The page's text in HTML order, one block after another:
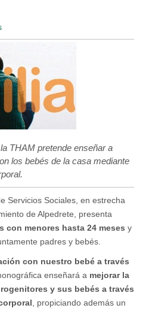
THAM pretende enseñar a
los bebés de la casa mediante
Servicios Sociales, en estrecha
de Alpedrete, presenta
con menores hasta 24 meses y
padres y bebés.
con nuestro bebé a través
enseñará a mejorar la
y sus bebés a través
, propiciando además un